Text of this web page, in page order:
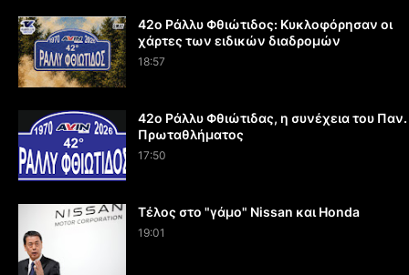
42ο Ράλλυ Φθιώτιδος: Κυκλοφόρησαν οι
χάρτες των ειδικών διαδρομών
18:57
42ο Ράλλυ Φθιώτιδας, η συνέχεια του Παν.
Πρωταθλήματος
17:50
Τέλος στο "γάμο" Nissan και Honda
19:01